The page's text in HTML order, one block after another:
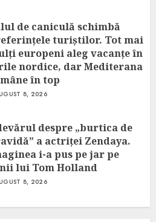
de caniculă schimbă
turiștilor. Tot mai
europeni aleg vacanțe în
nordice, dar Mediterana
în top
8, 2026
despre „burtica de
a actriței Zendaya.
i-a pus pe jar pe
lui Tom Holland
8, 2026